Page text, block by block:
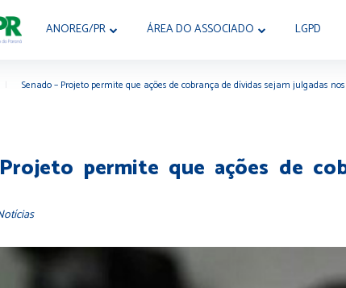
ANOREG/PR ÁREA DO ASSOCIADO LGPD
Senado – Projeto permite que ações de cobrança de dívidas sejam julgadas
permite que ações de